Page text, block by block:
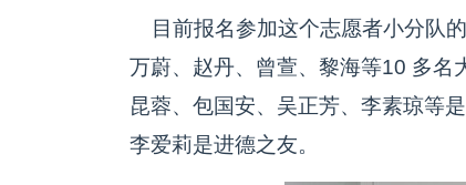
目前报名参加这个志愿者小分队
万蔚、赵丹、曾萱、黎海等10 多名
昆蓉、包国安、吴正芳、李素琼等
李爱莉是进德之友。